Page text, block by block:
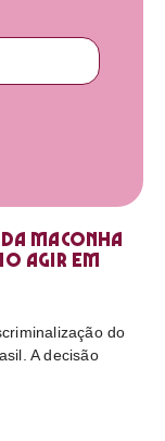
maconha
agir em
do
A decisão